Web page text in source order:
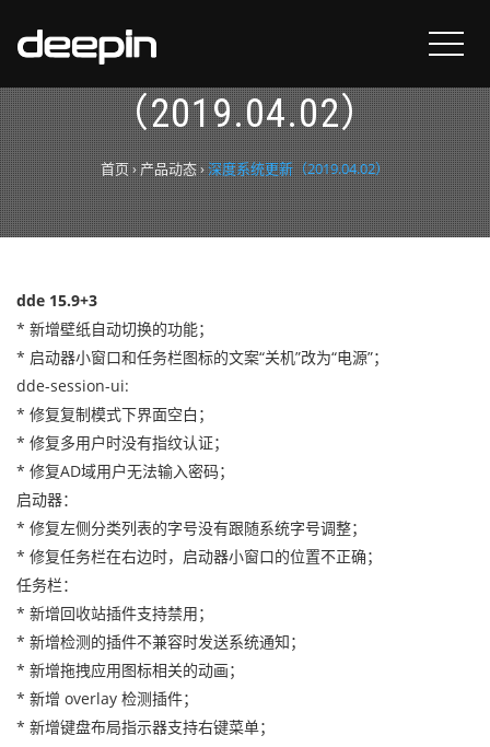
深度系统更新
（2019.04.02）
首页 ›产品动态›深度系统更新（2019.04.02）
dde 15.9+3
* 新增壁纸自动切换的功能；
* 启动器小窗口和任务栏图标的文案“关机”改为“电源”；
dde-session-ui:
* 修复复制模式下界面空白；
* 修复多用户时没有指纹认证；
* 修复AD域用户无法输入密码；
启动器：
* 修复左侧分类列表的字号没有跟随系统字号调整；
* 修复任务栏在右边时，启动器小窗口的位置不正确；
任务栏：
* 新增回收站插件支持禁用；
* 新增检测的插件不兼容时发送系统通知；
* 新增拖拽应用图标相关的动画；
* 新增 overlay 检测插件；
* 新增键盘布局指示器支持右键菜单；